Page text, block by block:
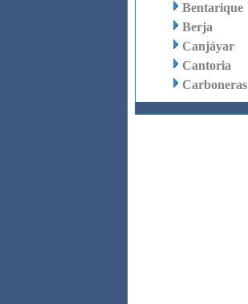
Bentarique
Berja
Canjáyar
Cantoria
Carboneras